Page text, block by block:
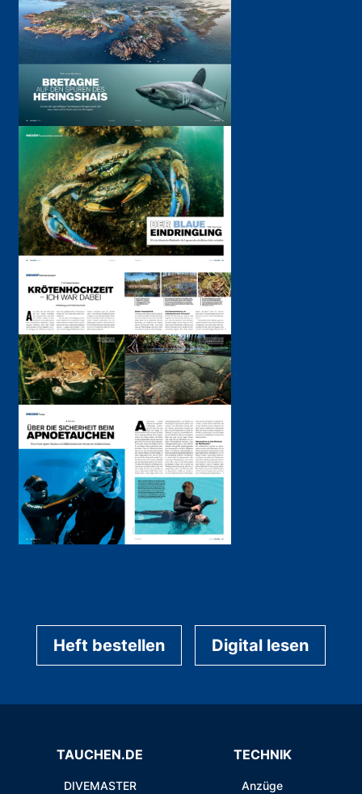
Heft bestellen Digital lesen
TAUCHEN.DE
DIVEMASTER
TECHNIK
Anzüge